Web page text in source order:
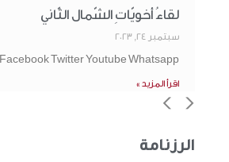
لقاءُ أخويّاتِ الشّمال الثّاني
سبتمبر 24, 2023
Facebook Twitter Youtube Whatsapp
اقرأ المزيد »
<
>
الرزنامة